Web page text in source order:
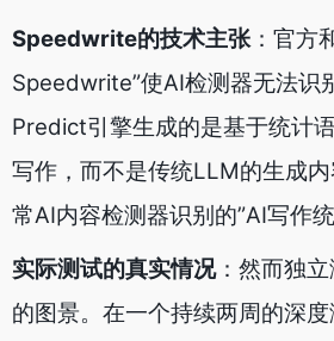
Speedwrite的技术主张 ：官方
Speedwrite”使AI检测器无法识
Predict引擎生成的是基于统计
写作，而不是传统LLM的生成
常AI内容检测器识别的”AI写作统
实际测试的真实情况：然而独
的图景。在一个持续两周的深